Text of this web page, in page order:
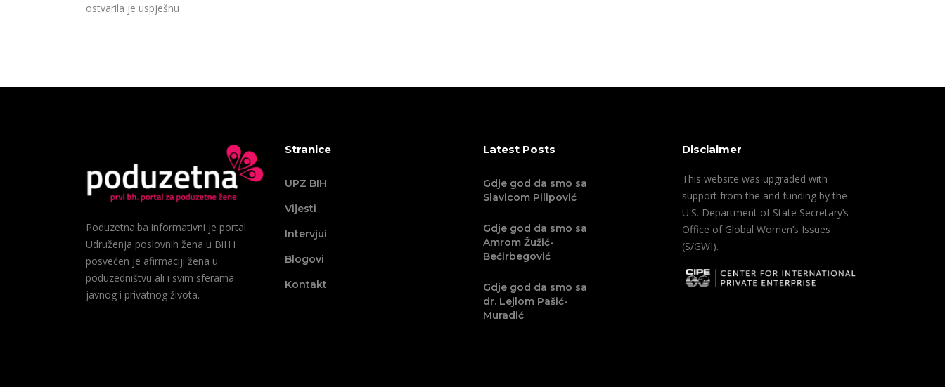
ostvarila je uspješnu
Poduzetna.ba informativni je portal
Udruženja poslovnih žena u BiH i
posvećen je afirmaciji žena u
poduzedništvu ali i svim sferama
javnog i privatnog života.
Stranice
UPZ BIH
Vijesti
Intervjui
Blogovi
Kontakt
Latest Posts
Gdje god da smo sa
Slavicom Pilipović
Gdje god da smo sa
Amrom Žužić-
Bećirbegović
Gdje god da smo sa
dr. Lejlom Pašić-
Muradić
Disclaimer
This website was upgraded with
support from the and funding by the
U.S. Department of State Secretary’s
Office of Global Women’s Issues
(S/GWI).